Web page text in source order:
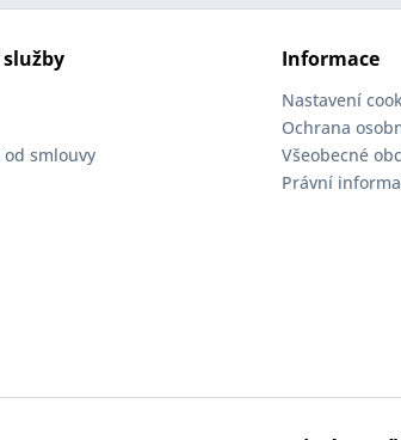
smlouvy
Informace
Nastavení
Ochrana
Všeobecné
Právní